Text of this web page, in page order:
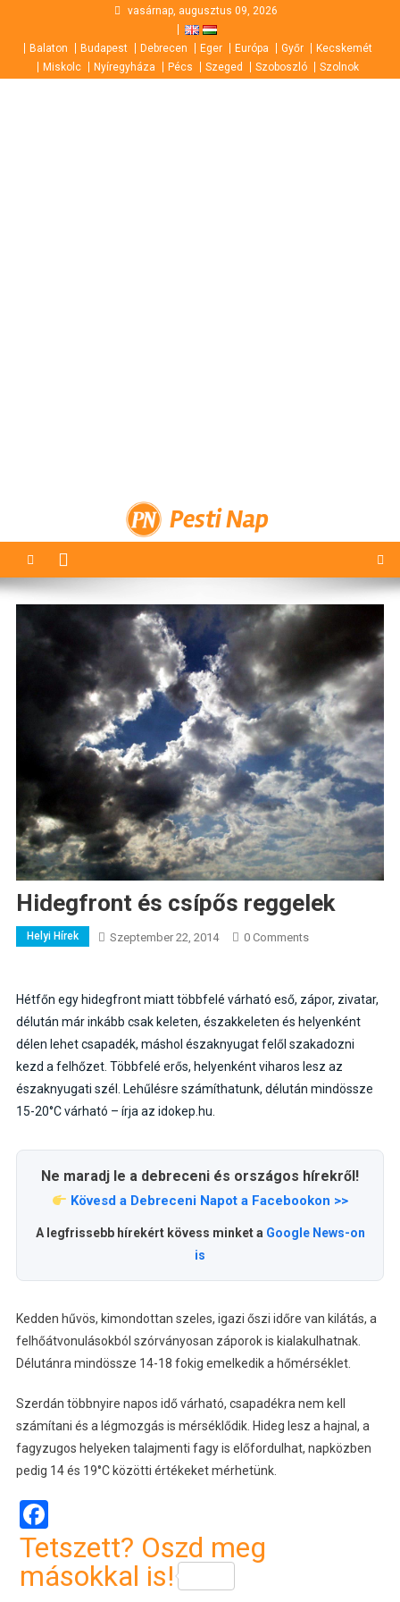
content
vasárnap, augusztus 09, 2026
Balaton Budapest Debrecen Eger Európa Győr
Kecskemét
Miskolc
Nyíregyháza Pécs Szeged Szoboszló Szolnok
Pesti Nap
Hidegfront és csípős reggelek
Helyi Hírek Szeptember 22, 2014 0 Comments
Hétfőn egy hidegfront miatt többfelé várható eső, zápor, zivatar,
délután már inkább csak keleten, északkeleten és helyenként
délen lehet csapadék, máshol északnyugat felől szakadozni
kezd a felhőzet. Többfelé erős, helyenként viharos lesz az
északnyugati szél. Lehűlésre számíthatunk, délután mindössze
15-20°C várható – írja az idokep.hu.
Ne maradj le a debreceni és országos hírekről!
Kövesd a Debreceni Napot a Facebookon >>
A legfrissebb hírekért kövess minket a Google News-on
is
Kedden hűvös, kimondottan szeles, igazi őszi időre van kilátás, a
felhőátvonulásokból szórványosan záporok is kialakulhatnak.
Délutánra mindössze 14-18 fokig emelkedik a hőmérséklet.
Szerdán többnyire napos idő várható, csapadékra nem kell
számítani és a légmozgás is mérséklődik. Hideg lesz a hajnal, a
fagyzugos helyeken talajmenti fagy is előfordulhat, napközben
pedig 14 és 19°C közötti értékeket mérhetünk.
Facebook
Tetszett? Oszd meg
másokkal is!